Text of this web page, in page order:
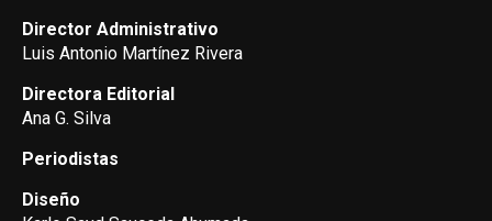
Director Administrativo
Luis Antonio Martínez Rivera
Directora Editorial
Ana G. Silva
Periodistas
Diseño